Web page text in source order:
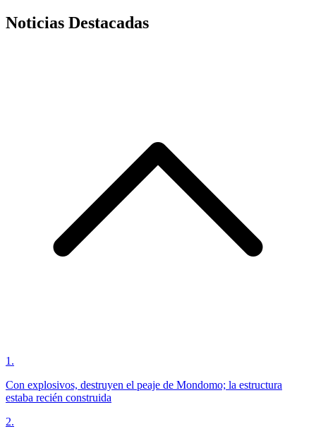
Noticias Destacadas
1 .
Con explosivos, destruyen el peaje de Mondomo; la estructura
estaba recién construida
2.